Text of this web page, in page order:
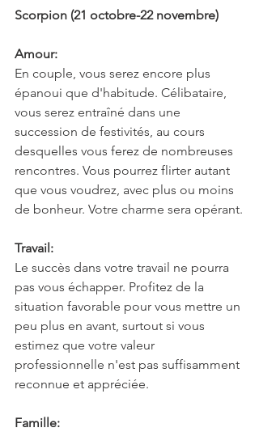
Scorpion (21 octobre-22 novembre)
Amour:
En couple, vous serez encore plus
épanoui que d'habitude. Célibataire,
vous serez entraîné dans une
succession de festivités, au cours
desquelles vous ferez de nombreuses
rencontres. Vous pourrez flirter autant
que vous voudrez, avec plus ou moins
de bonheur. Votre charme sera opérant.
Travail:
Le succès dans votre travail ne pourra
pas vous échapper. Profitez de la
situation favorable pour vous mettre un
peu plus en avant, surtout si vous
estimez que votre valeur
professionnelle n'est pas suffisamment
reconnue et appréciée.
Famille: